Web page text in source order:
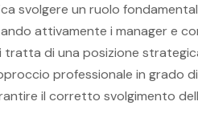
svolgere un ruolo
attivamente i manager e
tratta di una posizione
professionale in grado
il corretto svolgimento